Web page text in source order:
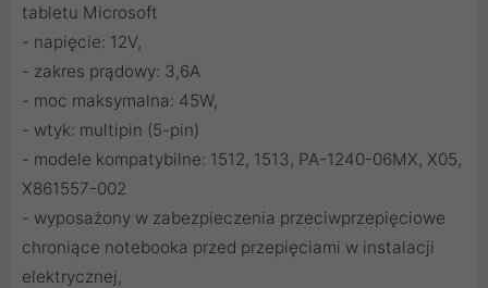
tabletu Microsoft
- napięcie: 12V,
- zakres prądowy: 3,6A
- moc maksymalna: 45W,
- wtyk: multipin (5-pin)
- modele kompatybilne: 1512, 1513, PA-1240-06MX, X05,
X861557-002
- wyposażony w zabezpieczenia przeciwprzepięciowe
chroniące notebooka przed przepięciami w instalacji
elektrycznej,